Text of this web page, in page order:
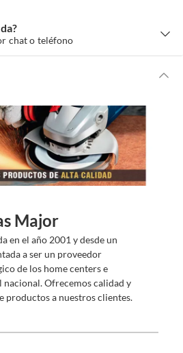
chat o teléfono
N
e
t
Major
en el año 2001 y desde un
a ser un proveedor
de los home centers e
nacional. Ofrecemos calidad y
productos a nuestros clientes.